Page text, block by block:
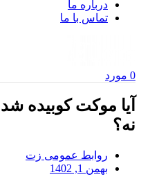
درباره ما
تماس با ما
0 مورد
آیا موکت کوبیده
نه؟
روابط عمومی زت
بهمن 1, 1402